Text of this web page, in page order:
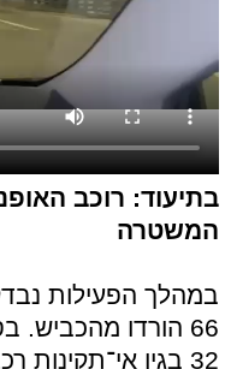
בתיעוד: רוכב
המשטרה